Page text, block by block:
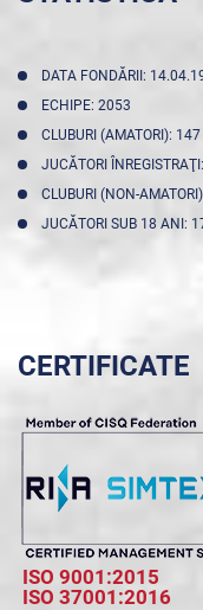
DATA FONDĂRII:
ECHIPE: 2053
CLUBURI (AMATORI): 147
JUCĂTORI
CLUBURI (NON-
JUCĂTORI SUB 18 ANI:
CERTIFICATE
ISO 9001:2015
ISO 37001:2016